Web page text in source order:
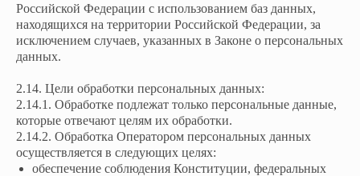
Российской Федерации с использованием баз данных,
находящихся на территории Российской Федерации, за
исключением случаев, указанных в Законе о персональных
данных.
2.14. Цели обработки персональных данных:
2.14.1. Обработке подлежат только персональные данные,
которые отвечают целям их обработки.
2.14.2. Обработка Оператором персональных данных
осуществляется в следующих целях:
обеспечение соблюдения Конституции, федеральных